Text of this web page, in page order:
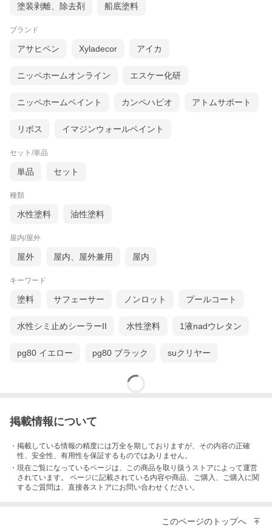
巷で黒すぎる塗料が話題になっていた頃
「THE BLACK PAINT」
ザ・ブラックペイント
とにかく真っ黒にしたい！そんな欲求を満たしてくれるペンキで
どこに塗るかはあなた次第。思う存分黒くしてください。
塗装剥離、除去剤 船底塗料
ブランド
アサヒペン Xyladecor アイカ
ニッペホームオンライン エスケー化研
ニッペホームペイント カンペハピオ アトムサポート
リボス イマジンウォールペイント
セット/単品
単品 セット
種類
水性塗料 油性塗料
屋内/屋外
屋外 屋内、屋外兼用 屋内
キーワード
塗料 サフェーサー ノンロット プールコート
水性シミ止めシーラーII 水性塗料 1液nadウレタン
pg80 イエロー pg80 ブラック suクリヤー
掲載情報について
・掲載している情報の精度には万全を期しておりますが、その内容の正確
性、安全性、有用性を保証するものではありません。
・現在ご覧になっているページは、この商品を取り扱うストアによって運営
されています。 ページに記載されている内容や商品、ご購入 、ご購入に関
するご質問は、直接各ストアにお問い合わせください。
このページのトップへ